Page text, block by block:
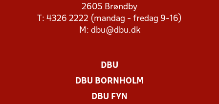
2605 Brøndby
T: 4326 2222 (mandag - fredag 9-16)
M: dbu@dbu.dk
DBU
DBU BORNHOLM
DBU FYN